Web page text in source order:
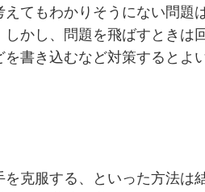
えてもわかりそうにない問題
かし、問題を飛ばすときは
書き込むなど対策するとよ
克服する、といった方法は